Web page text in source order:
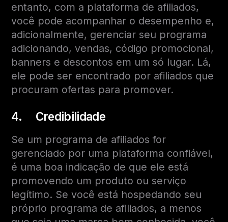
entanto, com a plataforma de afiliados,
você pode acompanhar o desempenho e,
adicionalmente, gerenciar seu programa
adicionando, vendas, código promocional,
banners e descontos em um só lugar. Lá,
ele pode ser encontrado por afiliados que
procuram ofertas para promover.
4. Credibilidade
Se um programa de afiliados for
gerenciado por uma plataforma confiável,
é uma boa indicação de que ele está
promovendo um produto ou serviço
legítimo. Se você está hospedando seu
próprio programa de afiliados, a menos